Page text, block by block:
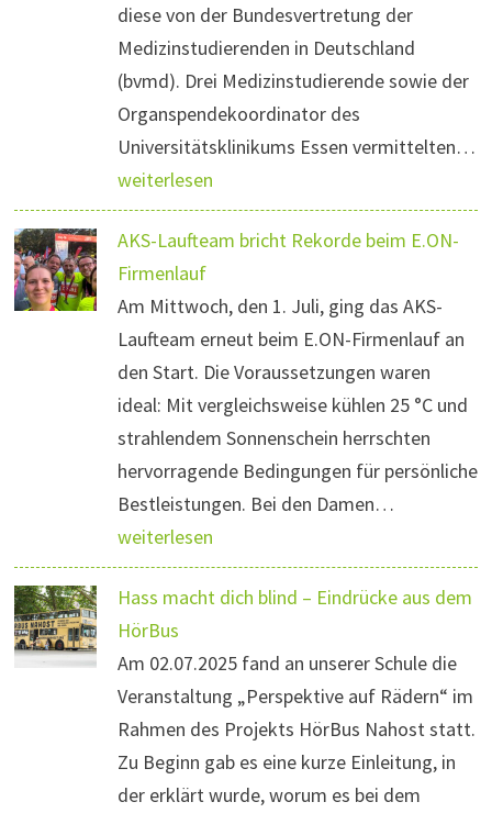
diese von der Bundesvertretung der
Medizinstudierenden in Deutschland
(bvmd). Drei Medizinstudierende sowie der
Organspendekoordinator des
Universitätsklinikums Essen vermittelten…
weiterlesen
AKS-Laufteam bricht Rekorde beim E.ON-
Firmenlauf
Am Mittwoch, den 1. Juli, ging das AKS-
Laufteam erneut beim E.ON-Firmenlauf an
den Start. Die Voraussetzungen waren
ideal: Mit vergleichsweise kühlen 25 °C und
strahlendem Sonnenschein herrschten
hervorragende Bedingungen für persönliche
Bestleistungen. Bei den Damen…
weiterlesen
Hass macht dich blind – Eindrücke aus dem
HörBus
Am 02.07.2025 fand an unserer Schule die
Veranstaltung „Perspektive auf Rädern“ im
Rahmen des Projekts HörBus Nahost statt.
Zu Beginn gab es eine kurze Einleitung, in
der erklärt wurde, worum es bei dem